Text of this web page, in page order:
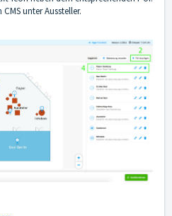
unter Aussteller.